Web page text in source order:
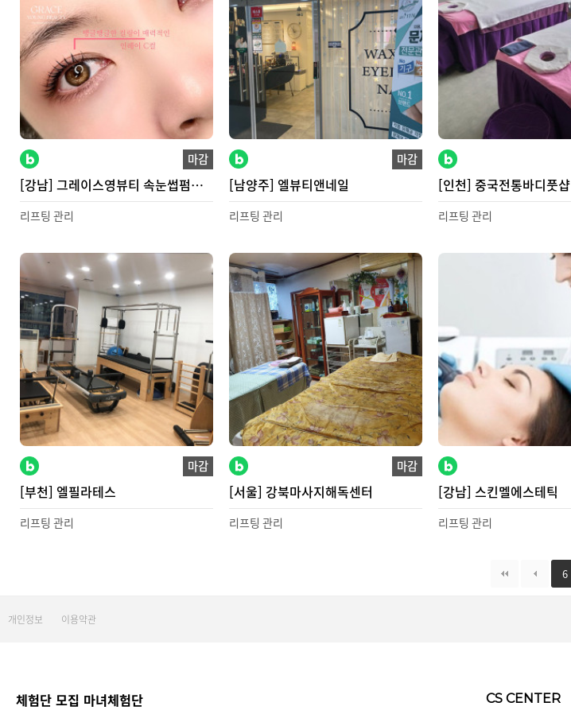
마감
[강남] 그레이스영뷰티 속눈썹펌
역삼 본점
리프팅 관리
마감
[남양주] 엘뷰티앤네일
리프팅 관리
[인천] 중국전통바디풋샵
리프팅 관리
마감
[부천] 엘필라테스
리프팅 관리
마감
[서울] 강북마사지해독센터
리프팅 관리
[강남] 스킨멜에스테틱
리프팅 관리
6
개인정보 이용약관
체험단 모집 마녀체험단 CS CENTER